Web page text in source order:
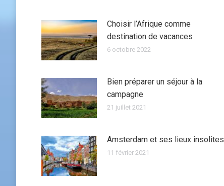
Choisir l’Afrique comme
destination de vacances
6 octobre 2022
Bien préparer un séjour à la
campagne
21 juillet 2021
Amsterdam et ses lieux insolites
11 février 2021